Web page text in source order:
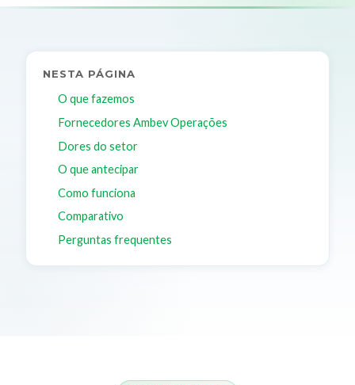
NESTA PÁGINA
O que fazemos
Fornecedores Ambev Operações
Dores do setor
O que antecipar
Como funciona
Comparativo
Perguntas frequentes